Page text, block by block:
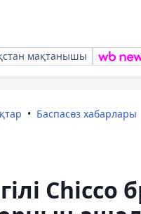
мақтанышы
Баспасөз хабарлары
Chicco